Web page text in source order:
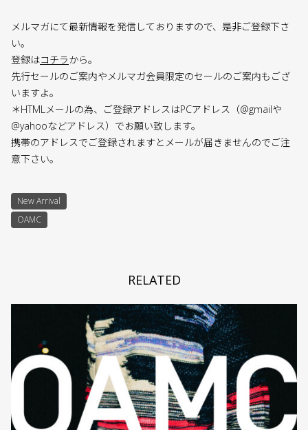
メルマガにて最新情報を発信しておりますので、是非ご登録下さ
い。
登録はコチラから。
先行セールのご案内やメルマガ会員限定のセールのご案内もござ
いますよ。
＊HTMLメールの為、ご登録アドレスはPCアドレス（@gmailや
@yahooなどアドレス）でお願い致します。
携帯のアドレスでご登録されますとメールが届きませんのでご注
意下さい。
New Arrival
OAMC
RELATED